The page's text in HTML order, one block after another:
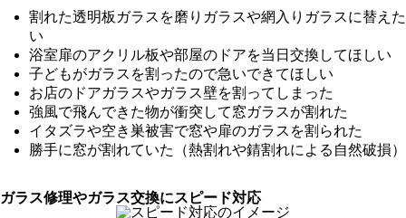
割れた透明板ガラスを磨りガラスや網入りガラスに替えた
い
浴室扉のアクリル板や部屋のドアを当日交換してほしい
子どもがガラスを割ったので急いできてほしい
お店のドアガラスやガラス壁を割ってしまった
強風で飛んできた物が衝突して窓ガラスが割れた
イタズラや空き巣被害で窓や扉のガラスを割られた
勝手に窓が割れていた（熱割れや錆割れによる自然破損）
ガラス修理やガラス交換にスピード対応